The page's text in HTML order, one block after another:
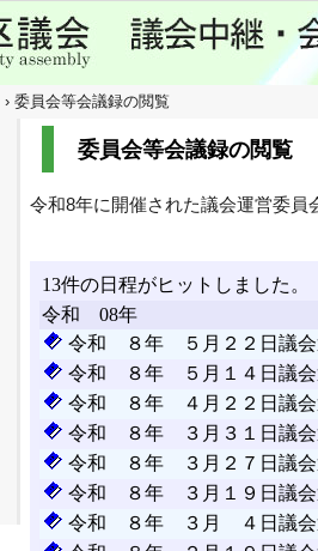
› 委員会等会議録の閲覧
委員会等会議録の閲覧
令和8年に開催された議会運営